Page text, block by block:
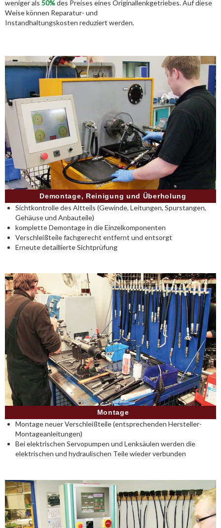
weniger als 50%des Preises eines Originallenkgetriebes. Auf diese
Weise können Reparatur- und
Instandhaltungskosten reduziert werden.
Demontage, Reinigung und Überholung
Sichtkontrolle des Altteils (Gewinde, Leitungen, Spurstangen,
Gehäuse und Anbauteile)
komplette Demontage in die Einzelkomponenten
Verschleißteile fachgerecht entfernt und entsorgt
Erneute detaillierte Sichtprüfung
Montage
Montage neuer Verschleißteile (entsprechenden Hersteller-
Montageanleitungen)
Bei elektrischen Servopumpen und Lenksäulen werden die
elektrischen und hydraulischen Teile wieder verbunden